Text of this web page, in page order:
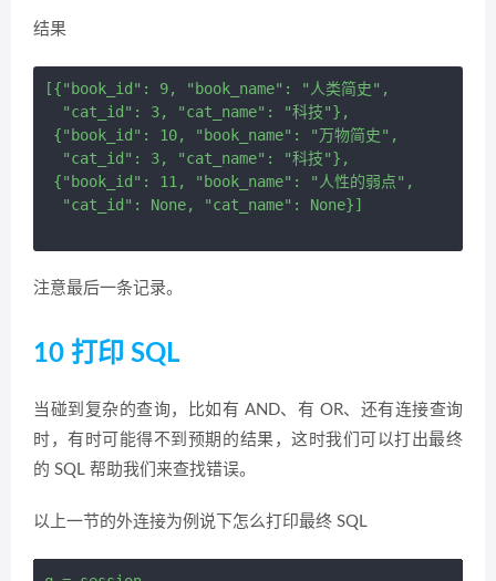
结果
[{"book_id": 9, "book_name": "人类简史",
  "cat_id": 3, "cat_name": "科技"},
{"book_id": 10, "book_name": "万物简史",
  "cat_id": 3, "cat_name": "科技"},
{"book_id": 11, "book_name": "人性的弱点",
  "cat_id": None, "cat_name": None}]
注意最后一条记录。
10 打印 SQL
当碰到复杂的查询，比如有 AND、有 OR、还有连接查询
时，有时可能得不到预期的结果，这时我们可以打出最终
的 SQL 帮助我们来查找错误。
以上一节的外连接为例说下怎么打印最终 SQL